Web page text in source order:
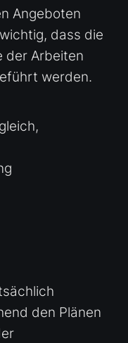
Angeboten
dass die
der Arbeiten
werden.
den Plänen